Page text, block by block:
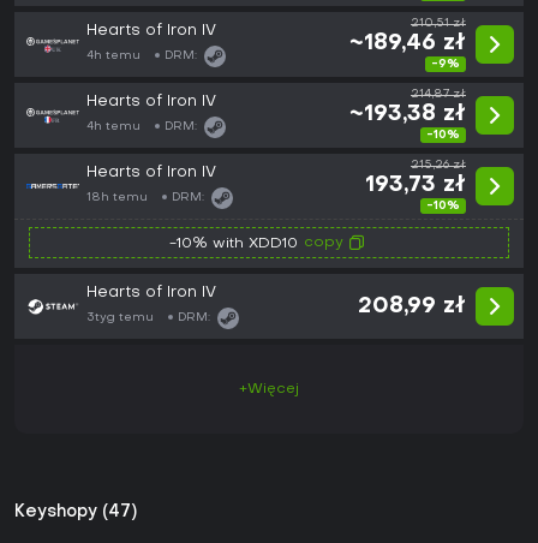
Hearts of Iron IV
4h temu DRM:
210,51 zł
~189,46 zł
-9%
Hearts of Iron IV
4h temu DRM:
214,87 zł
~193,38 zł
-10%
Hearts of Iron IV
18h temu DRM:
215,26 zł
193,73 zł
-10%
-10% with XDD10 copy
Hearts of Iron IV
3tyg temu DRM:
208,99 zł
+Więcej
Keyshopy (47)